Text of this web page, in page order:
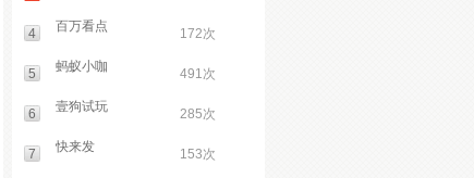
4 百万看点 172次
5 蚂蚁小咖 491次
6 壹狗试玩 285次
7 快来发 153次